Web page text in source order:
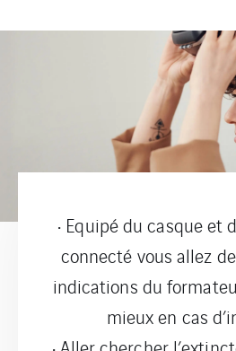
• Equipé du casque et
connecté vous allez
indications du
mieux en cas